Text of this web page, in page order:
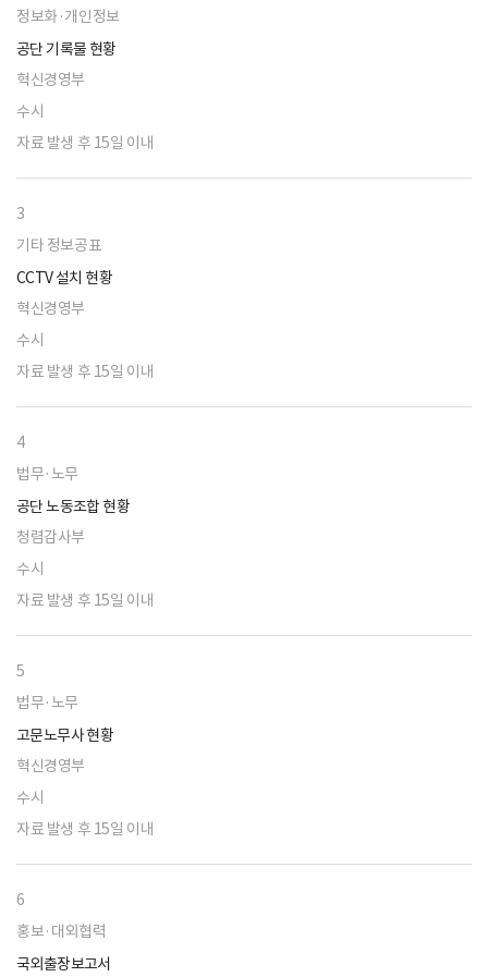
정보화·개인정보
공단 기록물 현황
혁신경영부
수시
자료 발생 후 15일 이내
3
기타 정보공표
CCTV 설치 현황
혁신경영부
수시
자료 발생 후 15일 이내
4
법무·노무
공단 노동조합 현황
청렴감사부
수시
자료 발생 후 15일 이내
5
법무·노무
고문노무사 현황
혁신경영부
수시
자료 발생 후 15일 이내
6
홍보·대외협력
국외출장보고서